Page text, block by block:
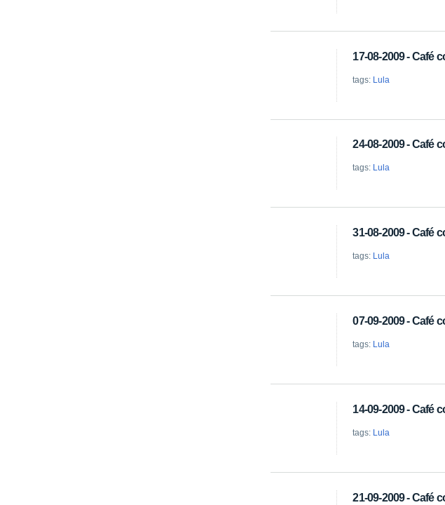
17-08-2009 - Café
tags: Lula
24-08-2009 - Café
tags: Lula
31-08-2009 - Café
tags: Lula
07-09-2009 - Café
tags: Lula
14-09-2009 - Café
tags: Lula
21-09-2009 - Café